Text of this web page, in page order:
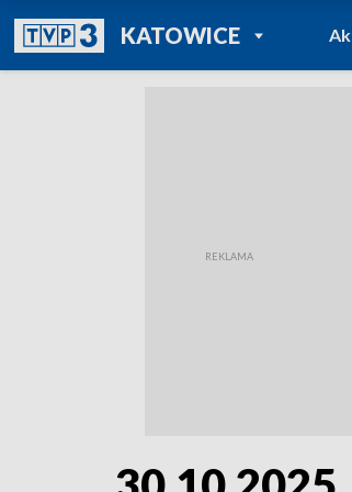
KATOWICEPOWRÓT DO
TVP REGIONY